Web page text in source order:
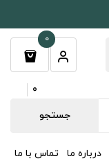
0
0
جستجو
درباره ما تماس با ما